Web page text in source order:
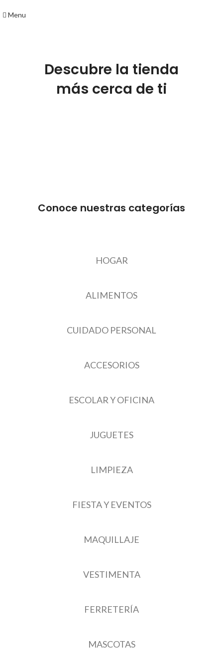
Menu
Descubre la tienda
más cerca de ti
Conoce nuestras categorías
HOGAR
ALIMENTOS
CUIDADO PERSONAL
ACCESORIOS
ESCOLAR Y OFICINA
JUGUETES
LIMPIEZA
FIESTA Y EVENTOS
MAQUILLAJE
VESTIMENTA
FERRETERÍA
MASCOTAS